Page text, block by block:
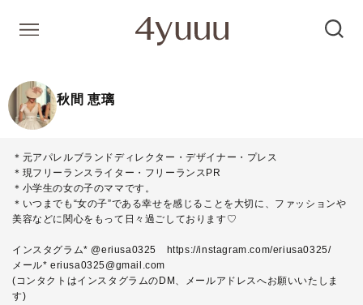
秋間 恵璃
＊元アパレルブランドディレクター・デザイナー・プレス
＊現フリーランスライター・フリーランスPR
＊小学生の女の子のママです。
＊いつまでも“女の子”である幸せを感じることを大切に、ファッションや
美容などに関心をもって日々過ごしております♡
インスタグラム* @eriusa0325
https://instagram.com/eriusa0325/
メール* eriusa0325@gmail.com
(コンタクトはインスタグラムのDM、メールアドレスへお願いいたしま
す)